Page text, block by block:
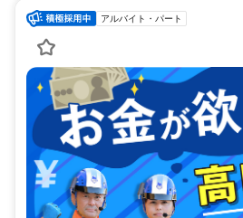
アルバイト・パート